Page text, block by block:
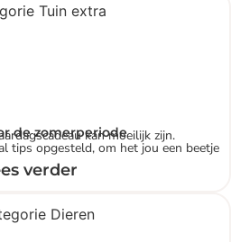
de zomerperiodekan moeilijk zijn.
tips opgesteld, om het jou een beetje
verder